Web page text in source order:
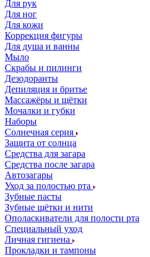
Для рук
Для ног
Для кожи
Коррекция фигуры
Для душа и ванны
Мыло
Скрабы и пилинги
Дезодоранты
Депиляция и бритье
Массажёры и щётки
Мочалки и губки
Наборы
Солнечная серия
Защита от солнца
Средства для загара
Средства после загара
Автозагары
Уход за полостью рта
Зубные пасты
Зубные щётки и нити
Ополаскиватели для полости рта
Специальный уход
Личная гигиена
Прокладки и тампоны